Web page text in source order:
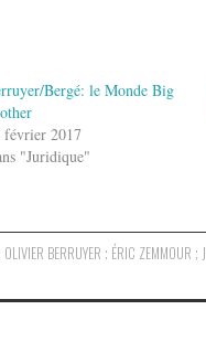
Bergé: le Monde Big
février 2017
"Juridique"
OLIVIER BERRUYER ; ÉRIC ZEMMOUR